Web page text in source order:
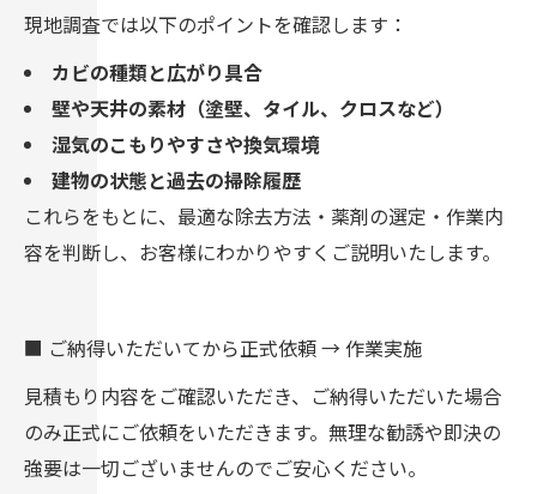
現地調査では以下のポイントを確認します：
カビの種類と広がり具合
壁や天井の素材（塗壁、タイル、クロスなど）
湿気のこもりやすさや換気環境
建物の状態と過去の掃除履歴
これらをもとに、最適な除去方法・薬剤の選定・作業内
容を判断し、お客様にわかりやすくご説明いたします。
■ ご納得いただいてから正式依頼 → 作業実施
見積もり内容をご確認いただき、ご納得いただいた場合
のみ正式にご依頼をいただきます。無理な勧誘や即決の
強要は一切ございませんのでご安心ください。